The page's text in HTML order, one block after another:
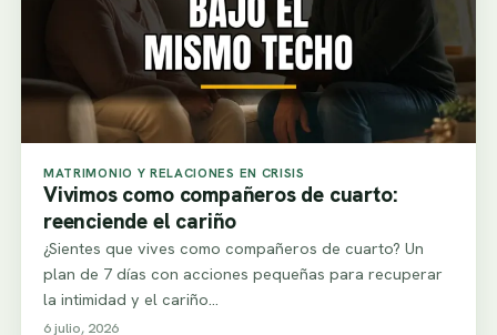
MATRIMONIO Y RELACIONES EN CRISIS
Vivimos como compañeros de cuarto:
reenciende el cariño
¿Sientes que vives como compañeros de cuarto? Un
plan de 7 días con acciones pequeñas para recuperar
la intimidad y el cariño…
6 julio, 2026